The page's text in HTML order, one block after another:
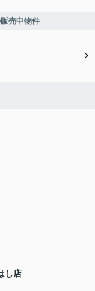
売中物件
し店